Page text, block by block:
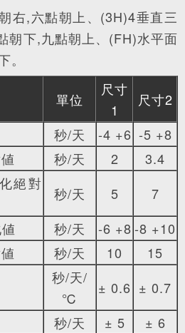
右,六點朝上、(3H)4垂直三
朝下,九點朝上、(FH)水平面
單位
尺寸
1
尺寸2
秒/天 -4 +6 -5 +8
秒/天 2
3.4
絕對
秒/天 5
7
秒/天 -6 +8-8 +10
秒/天 10
15
秒/天/
℃
± 0.6 ± 0.7
秒/天 ± 5
± 6